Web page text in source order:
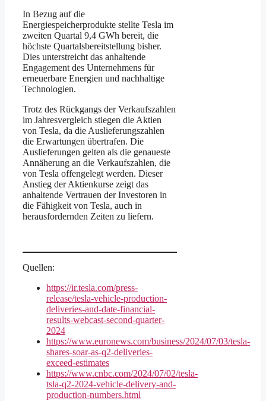
In Bezug auf die
Energiespeicherprodukte stellte Tesla im
zweiten Quartal 9,4 GWh bereit, die
höchste Quartalsbereitstellung bisher.
Dies unterstreicht das anhaltende
Engagement des Unternehmens für
erneuerbare Energien und nachhaltige
Technologien.
Trotz des Rückgangs der Verkaufszahlen
im Jahresvergleich stiegen die Aktien
von Tesla, da die Auslieferungszahlen
die Erwartungen übertrafen. Die
Auslieferungen gelten als die genaueste
Annäherung an die Verkaufszahlen, die
von Tesla offengelegt werden. Dieser
Anstieg der Aktienkurse zeigt das
anhaltende Vertrauen der Investoren in
die Fähigkeit von Tesla, auch in
herausfordernden Zeiten zu liefern.
Quellen:
https://ir.tesla.com/press-
release/tesla-vehicle-production-
deliveries-and-date-financial-
results-webcast-second-quarter-
2024
https://www.euronews.com/business/2024/07/03/tesla-
shares-soar-as-q2-deliveries-
exceed-estimates
https://www.cnbc.com/2024/07/02/tesla-
tsla-q2-2024-vehicle-delivery-and-
production-numbers.html